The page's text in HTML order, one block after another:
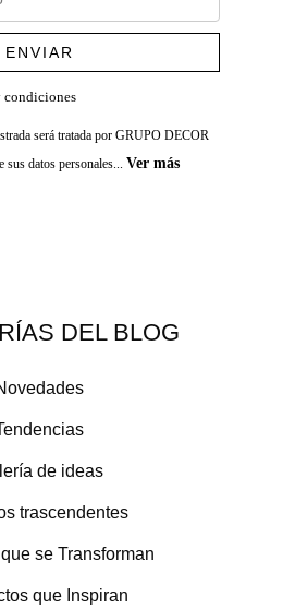
ENVIAR
condiciones
será tratada por GRUPO DECOR
sus datos personales... Ver más
DEL BLOG
de ideas
trascendentes
se Transforman
que Inspiran